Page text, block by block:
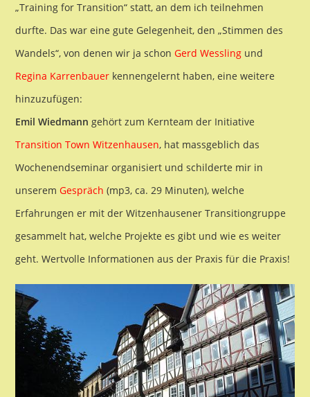
„Training for Transition“ statt, an dem ich teilnehmen
durfte. Das war eine gute Gelegenheit, den „Stimmen des
Wandels“, von denen wir ja schonGerd Wessling und
Regina Karrenbauer kennengelernt haben, eine weitere
hinzuzufügen:
Emil Wiedmann gehört zum Kernteam der Initiative
Transition Town Witzenhausen, hat massgeblich das
Wochenendseminar organisiert und schilderte mir in
unseremGespräch (mp3, ca. 29 Minuten), welche
Erfahrungen er mit der Witzenhausener Transitiongruppe
gesammelt hat, welche Projekte es gibt und wie es weiter
geht. Wertvolle Informationen aus der Praxis für die Praxis!